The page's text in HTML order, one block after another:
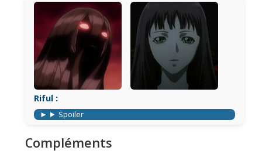
Riful :
Spoiler
Compléments